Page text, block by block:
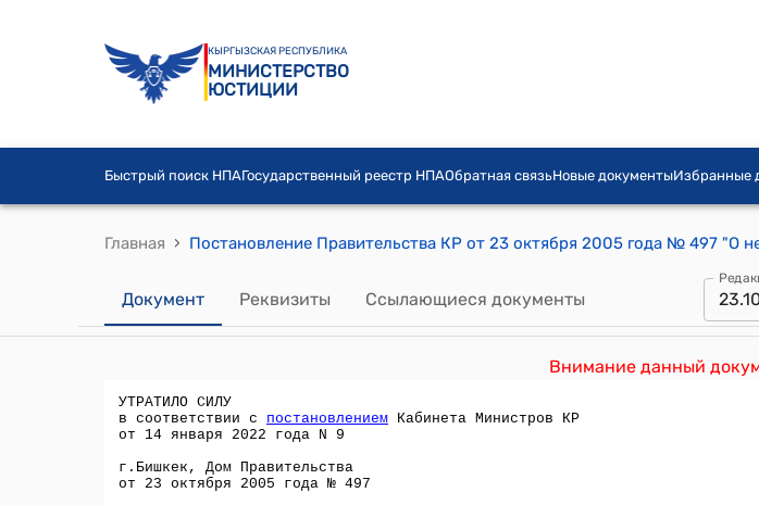
КЫРГЫЗСКАЯ РЕСПУБЛИКА
МИНИСТЕРСТВО
ЮСТИЦИИ
Быстрый поиск НПАГосударственный реестр НПАОбратная связьНовые документыИзбранные
Главная ›
Документ Реквизиты Ссылающиеся документы
Внимание данный